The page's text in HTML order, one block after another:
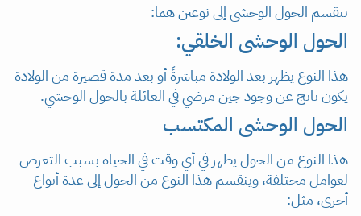
ينقسم الحول الوحشى إلى نوعين هما:
الحول الوحشى الخلقي:
هذا النوع يظهر بعد الولادة مباشرةً أو بعد مدة قصيرة من الولادة
يكون ناتج عن وجود جين مرضي في العائلة بالحول الوحشي.
الحول الوحشى المكتسب
هذا النوع من الحول يظهر في أي وقت في الحياة بسبب التعرض
لعوامل مختلفة، وينقسم هذا النوع من الحول إلى عدة أنواع
أخرى، مثل: